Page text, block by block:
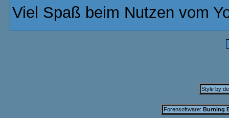
Viel Spaß beim Nutzen vom
Style by
Forensoftware: Burning